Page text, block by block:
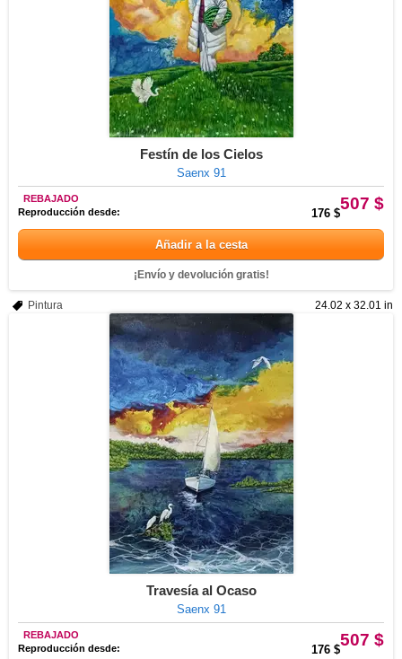
Festín de los Cielos
Saenx 91
507 $
REBAJADO
Reproducción desde:
176 $
Añadir a la cesta
¡Envío y devolución gratis!
24.02 x 32.01 in
Pintura
Travesía al Ocaso
Saenx 91
507 $
REBAJADO
Reproducción desde:
176 $